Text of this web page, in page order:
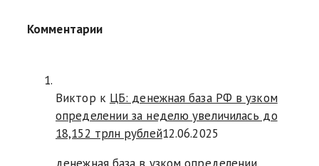
Комментарии
Виктор к ЦБ: денежная база РФ в узком
определении за неделю увеличилась до
18,152 трлн рублей12.06.2025